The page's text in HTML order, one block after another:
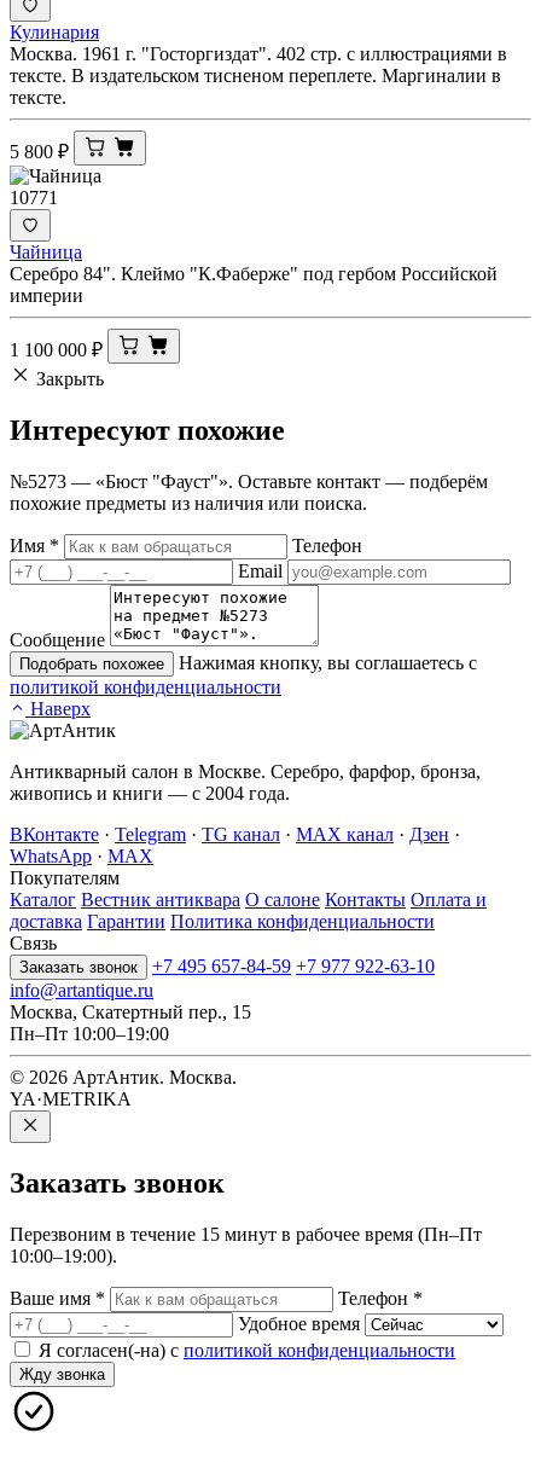
Кулинария
Москва. 1961 г. "Госторгиздат". 402 стр. с иллюстрациями в
тексте. В издательском тисненом переплете. Маргиналии в
тексте.
5 800 ₽
10771
Чайница
Серебро 84". Клеймо "К.Фаберже" под гербом Российской
империи
1 100 000 ₽
Закрыть
Интересуют похожие
№5273 — «Бюст "Фауст"». Оставьте контакт — подберём
похожие предметы из наличия или поиска.
Имя *
Телефон
Email
Сообщение
Подобрать похожее
Нажимая кнопку, вы соглашаетесь с
политикой конфиденциальности
Наверх
Антикварный салон в Москве. Серебро, фарфор, бронза,
живопись и книги — с 2004 года.
ВКонтакте · Telegram · TG канал · MAX канал · Дзен ·
WhatsApp · MAX
Покупателям
Каталог Вестник антиквара О салоне Контакты Оплата и
доставка Гарантии Политика конфиденциальности
Связь
Заказать звонок +7 495 657-84-59 +7 977 922-63-10
info@artantique.ru
Москва, Скатертный пер., 15
Пн–Пт 10:00–19:00
© 2026 АртАнтик. Москва.
YA·METRIKA
Заказать звонок
Перезвоним в течение 15 минут в рабочее время (Пн–Пт
10:00–19:00).
Ваше имя * Телефон *
Удобное время
Я согласен(-на) с политикой конфиденциальности
Жду звонка